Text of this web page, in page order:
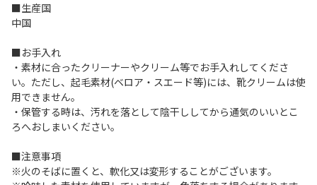
■生産国
中国
■お手入れ
・素材に合ったクリーナーやクリーム等でお手入れしてくださ
い。ただし、起毛素材(ベロア・スエード等)には、靴クリームは使
用できません。
・保管する時は、汚れを落として陰干ししてから通気のいいとこ
ろへおしまいください。
■注意事項
※火のそばに置くと、軟化又は変形することがございます。